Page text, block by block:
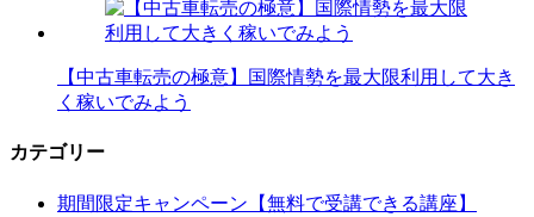
【中古車転売の極意】国際情勢を最大限利用して大き
く稼いでみよう
カテゴリー
期間限定キャンペーン【無料で受講できる講座】